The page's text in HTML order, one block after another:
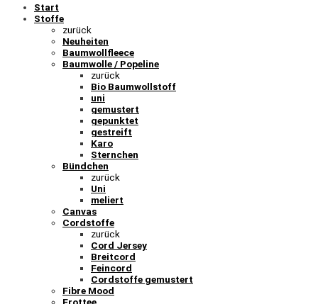
Start
Stoffe
zurück
Neuheiten
Baumwollfleece
Baumwolle / Popeline
zurück
Bio Baumwollstoff
uni
gemustert
gepunktet
gestreift
Karo
Sternchen
Bündchen
zurück
Uni
meliert
Canvas
Cordstoffe
zurück
Cord Jersey
Breitcord
Feincord
Cordstoffe gemustert
Fibre Mood
Frottee